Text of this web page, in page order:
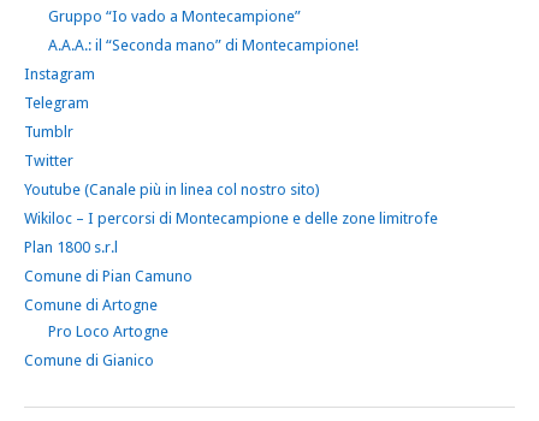
Gruppo “Io vado a Montecampione”
A.A.A.: il “Seconda mano” di Montecampione!
Instagram
Telegram
Tumblr
Twitter
Youtube (Canale più in linea col nostro sito)
Wikiloc – I percorsi di Montecampione e delle zone limitrofe
Plan 1800 s.r.l
Comune di Pian Camuno
Comune di Artogne
Pro Loco Artogne
Comune di Gianico